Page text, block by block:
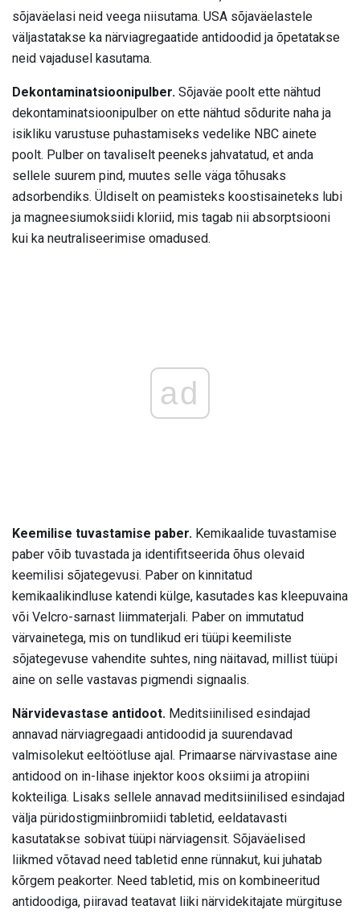
sõjaväelasi neid veega niisutama. USA sõjaväelastele
väljastatakse ka närviagregaatide antidoodid ja õpetatakse
neid vajadusel kasutama.
Dekontaminatsioonipulber. Sõjaväe poolt ette nähtud
dekontaminatsioonipulber on ette nähtud sõdurite naha ja
isikliku varustuse puhastamiseks vedelike NBC ainete
poolt. Pulber on tavaliselt peeneks jahvatatud, et anda
sellele suurem pind, muutes selle väga tõhusaks
adsorbendiks. Üldiselt on peamisteks koostisaineteks lubi
ja magneesiumoksiidi kloriid, mis tagab nii absorptsiooni
kui ka neutraliseerimise omadused.
ad
Keemilise tuvastamise paber. Kemikaalide tuvastamise
paber võib tuvastada ja identifitseerida õhus olevaid
keemilisi sõjategevusi. Paber on kinnitatud
kemikaalikindluse katendi külge, kasutades kas kleepuvaina
või Velcro-sarnast liimmaterjali. Paber on immutatud
värvainetega, mis on tundlikud eri tüüpi keemiliste
sõjategevuse vahendite suhtes, ning näitavad, millist tüüpi
aine on selle vastavas pigmendi signaalis.
Närvidevastase antidoot. Meditsiinilised esindajad
annavad närviagregaadi antidoodid ja suurendavad
valmisolekut eeltöötluse ajal. Primaarse närvivastase aine
antidood on in-lihase injektor koos oksiimi ja atropiini
kokteiliga. Lisaks sellele annavad meditsiinilised esindajad
välja püridostigmiinbromiidi tabletid, eeldatavasti
kasutatakse sobivat tüüpi närviagensit. Sõjaväelised
liikmed võtavad need tabletid enne rünnakut, kui juhatab
kõrgem peakorter. Need tabletid, mis on kombineeritud
antidoodiga, piiravad teatavat liiki närvidekitajate mürgituse